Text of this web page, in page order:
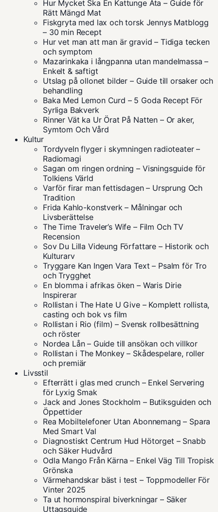
Hur Mycket Ska En Kattunge Äta – Guide för
Rätt Mängd Mat
Fiskgryta med lax och torsk Jennys Matblogg
– 30 min Recept
Hur vet man att man är gravid – Tidiga tecken
och symptom
Mazarinkaka i långpanna utan mandelmassa –
Enkelt & saftigt
Utslag på ollonet bilder – Guide till orsaker och
behandling
Baka Med Lemon Curd – 5 Goda Recept För
Syrliga Bakverk
Rinner Vät ka Ur Örat På Natten – Or aker,
Symtom Och Vård
Kultur
Tordyveln flyger i skymningen radioteater –
Radiomagi
Sagan om ringen ordning – Visningsguide för
Tolkiens Värld
Varför firar man fettisdagen – Ursprung Och
Tradition
Frida Kahlo-konstverk – Målningar och
Livsberättelse
The Time Traveler’s Wife – Film Och TV
Recension
Sov Du Lilla Videung Författare – Historik och
Kulturarv
Tryggare Kan Ingen Vara Text – Psalm för Tro
och Trygghet
En blomma i afrikas öken – Waris Dirie
Inspirerar
Rollistan i The Hate U Give – Komplett rollista,
casting och bok vs film
Rollistan i Rio (film) – Svensk rollbesättning
och röster
Nordea Lån – Guide till ansökan och villkor
Rollistan i The Monkey – Skådespelare, roller
och premiär
Livsstil
Efterrätt i glas med crunch – Enkel Servering
för Lyxig Smak
Jack and Jones Stockholm – Butiksguiden och
Öppettider
Rea Mobiltelefoner Utan Abonnemang – Spara
Med Smart Val
Diagnostiskt Centrum Hud Hötorget – Snabb
och Säker Hudvård
Odla Mango Från Kärna – Enkel Väg Till Tropisk
Grönska
Värmehandskar bäst i test – Toppmodeller För
Vinter 2025
Ta ut hormonspiral biverkningar – Säker
Uttagsguide